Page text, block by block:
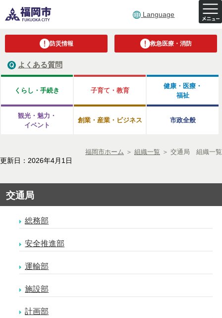
Language
防災情報 救急医療・消防
よくある質問
くらし・手続き 子育て・教育
健康・医療・
福祉
観光・魅力・
イベント
創業・産業・ビジネス 市政全般
福岡市ホーム ＞ 組織一覧 ＞ 交通局 組織一覧
更新日：2026年4月1日
交通局
総務部
安全推進部
運輸部
施設部
計画部